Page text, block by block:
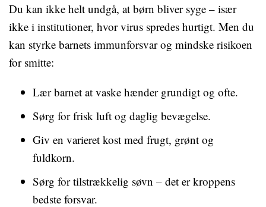
Du kan ikke helt undgå, at børn bliver syge – især
ikke i institutioner, hvor virus spredes hurtigt. Men du
kan styrke barnets immunforsvar og mindske risikoen
for smitte:
Lær barnet at vaske hænder grundigt og ofte.
Sørg for frisk luft og daglig bevægelse.
Giv en varieret kost med frugt, grønt og
fuldkorn.
Sørg for tilstrækkelig søvn – det er kroppens
bedste forsvar.